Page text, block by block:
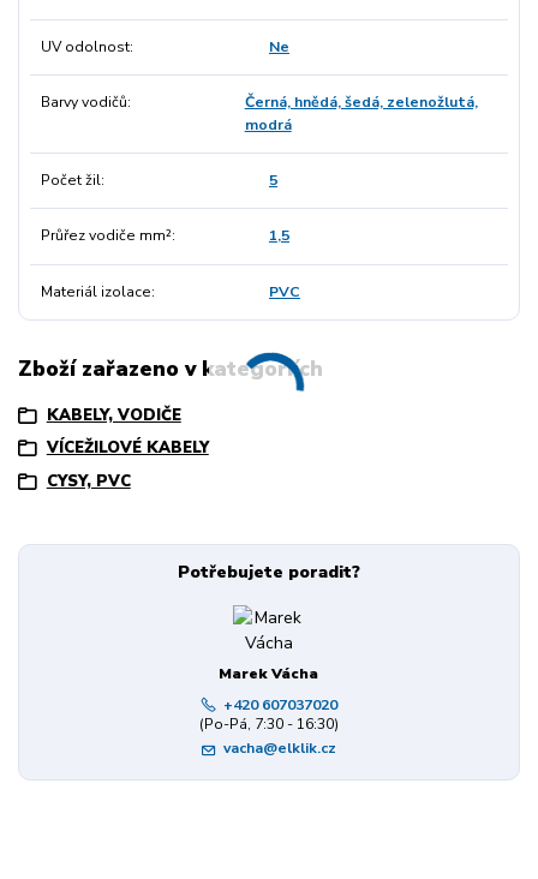
UV odolnost Ne
Barvy vodičů
Černá, hnědá, šedá, zelenožlutá,
modrá
Počet žil 5
Průřez vodiče mm² 1,5
Materiál izolace PVC
Zboží zařazeno v kategoriích
KABELY, VODIČE
VÍCEŽILOVÉ KABELY
CYSY, PVC
Potřebujete poradit?
Marek Vácha
+420 607037020
(Po-Pá, 7:30 - 16:30)
vacha@elklik.cz